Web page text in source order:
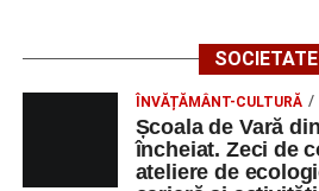
SOCIETATE
ÎNVĂȚĂMÂNT-CULTURĂ
Școala de Vară
încheiat. Zeci de
ateliere de